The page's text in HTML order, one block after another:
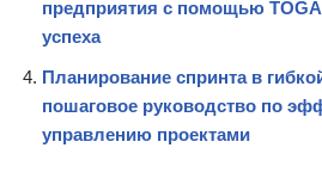
предприятия с помощью
успеха
Планирование спринта в
пошаговое руководство по
управлению проектами